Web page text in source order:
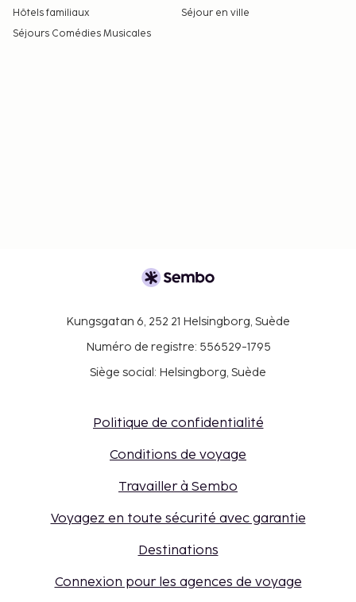
Hôtels familiaux
Séjour en ville
Séjours Comédies Musicales
Kungsgatan 6, 252 21 Helsingborg, Suède
Numéro de registre: 556529-1795
Siège social: Helsingborg, Suède
Politique de confidentialité
Conditions de voyage
Travailler à Sembo
Voyagez en toute sécurité avec garantie
Destinations
Connexion pour les agences de voyage